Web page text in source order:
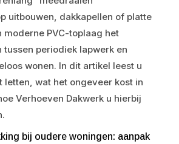
uitbouwen, dakkapellen of platte
moderne PVC-toplaag het
tussen periodiek lapwerk en
wonen. In dit artikel leest u
letten, wat het ongeveer kost in
Verhoeven Dakwerk u hierbij
bij oudere woningen: aanpak